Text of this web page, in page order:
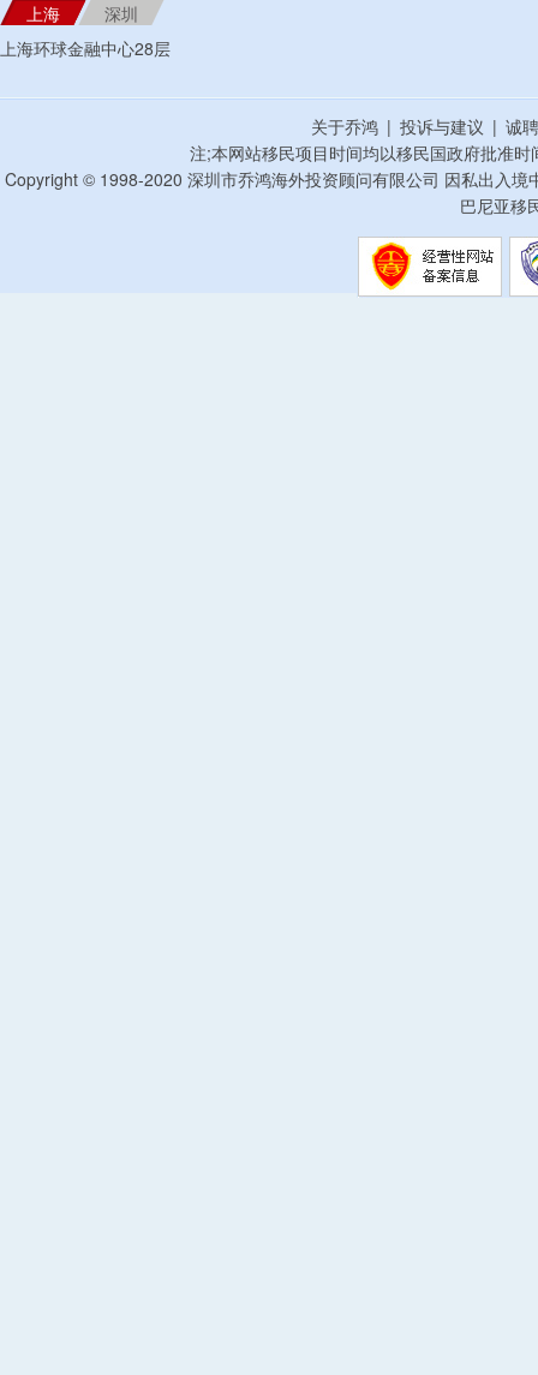
上海
深圳
上海环球金融中心28层
关于乔鸿 | 投诉与建议 | 诚
注;本网站移民项目时间均以移民国政府批准
Copyright © 1998-2020 深圳市乔鸿海外投资顾问有限公司 因私出入
巴尼亚移